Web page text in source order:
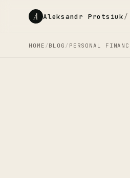
A Aleksandr Protsiuk/
HOME /BLOG / PERSONAL